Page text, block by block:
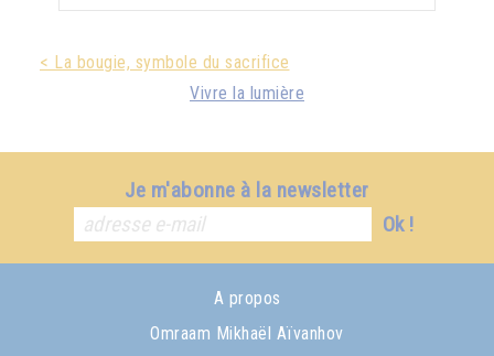
< La bougie, symbole du sacrifice
Vivre la lumière
Je m'abonne à la newsletter
Ok !
A propos
Omraam Mikhaël Aïvanhov